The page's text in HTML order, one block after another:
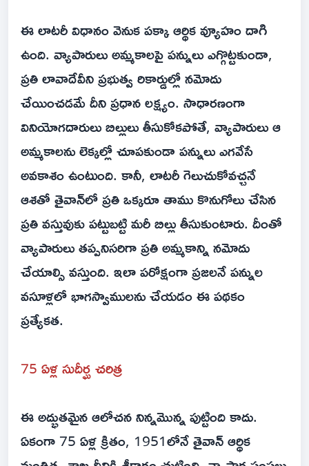
ఈ లాటరీ విధానం వెనుక పక్కా ఆర్థిక వ్యూహం దాగి
ఉంది. వ్యాపారులు అమ్మకాలపై పన్నులు ఎగ్గొట్టకుండా,
ప్రతి లావాదేవీని ప్రభుత్వ రికార్డుల్లో నమోదు
చేయించడమే దీని ప్రధాన లక్ష్యం. సాధారణంగా
వినియోగదారులు బిల్లులు తీసుకోకపోతే, వ్యాపారులు ఆ
అమ్మకాలను లెక్కల్లో చూపకుండా పన్నులు ఎగవేసే
అవకాశం ఉంటుంది. కానీ, లాటరీ గెలుచుకోవచ్చనే
ఆశతో తైవాన్‌లో ప్రతి ఒక్కరూ తాము కొనుగోలు చేసిన
ప్రతి వస్తువుకు పట్టుబట్టి మరీ బిల్లు తీసుకుంటారు. దీంతో
వ్యాపారులు తప్పనిసరిగా ప్రతి అమ్మకాన్ని నమోదు
చేయాల్సి వస్తుంది. ఇలా పరోక్షంగా ప్రజలనే పన్నుల
వసూళ్లలో భాగస్వాములను చేయడం ఈ పథకం
ప్రత్యేకత.
75 ఏళ్ల సుదీర్ఘ చరిత్ర
ఈ అద్భుతమైన ఆలోచన నిన్నమొన్న పుట్టింది కాదు.
ఏకంగా 75 ఏళ్ల క్రితం, 1951లోనే తైవాన్ ఆర్థిక